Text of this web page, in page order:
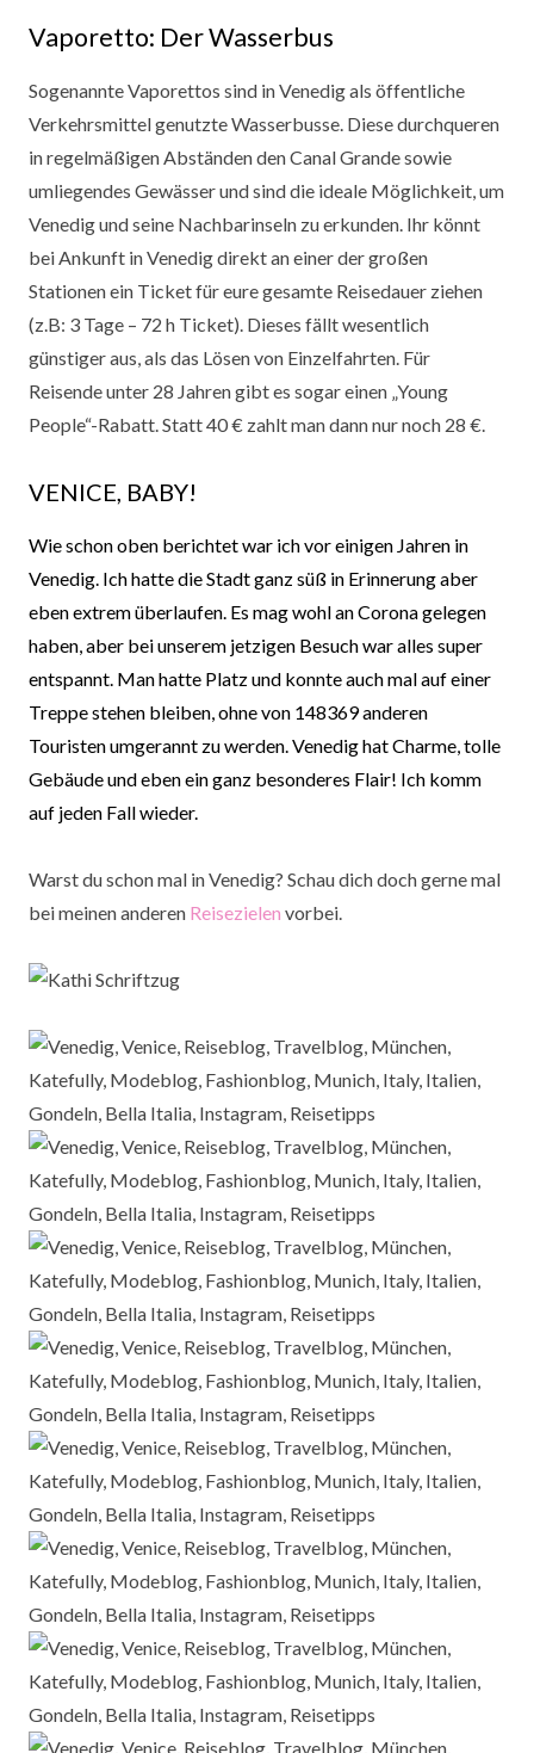
Vaporetto: Der Wasserbus
Sogenannte Vaporettos sind in Venedig als öffentliche
Verkehrsmittel genutzte Wasserbusse. Diese durchqueren
in regelmäßigen Abständen den Canal Grande sowie
umliegendes Gewässer und sind die ideale Möglichkeit, um
Venedig und seine Nachbarinseln zu erkunden. Ihr könnt
bei Ankunft in Venedig direkt an einer der großen
Stationen ein Ticket für eure gesamte Reisedauer ziehen
(z.B: 3 Tage – 72 h Ticket). Dieses fällt wesentlich
günstiger aus, als das Lösen von Einzelfahrten. Für
Reisende unter 28 Jahren gibt es sogar einen „Young
People“-Rabatt. Statt 40 € zahlt man dann nur noch 28 €.
VENICE, BABY!
Wie schon oben berichtet war ich vor einigen Jahren in
Venedig. Ich hatte die Stadt ganz süß in Erinnerung aber
eben extrem überlaufen. Es mag wohl an Corona gelegen
haben, aber bei unserem jetzigen Besuch war alles super
entspannt. Man hatte Platz und konnte auch mal auf einer
Treppe stehen bleiben, ohne von 148369 anderen
Touristen umgerannt zu werden. Venedig hat Charme, tolle
Gebäude und eben ein ganz besonderes Flair! Ich komm
auf jeden Fall wieder.
Warst du schon mal in Venedig? Schau dich doch gerne mal
bei meinen anderen Reisezielen vorbei.